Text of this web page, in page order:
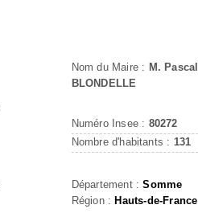
Nom du Maire : M. Pascal
BLONDELLE
Numéro Insee : 80272
Nombre d'habitants : 131
Département :Somme
Région : Hauts-de-France